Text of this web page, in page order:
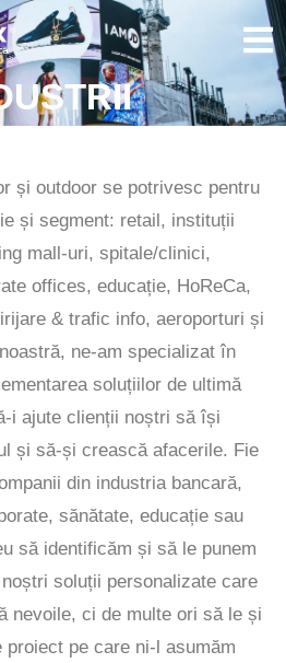
și outdoor se potrivesc pentru
și segment: retail, instituții
mall-uri, spitale/clinici,
offices, educație, HoReCa,
& trafic info, aeroporturi și
ne-am specializat în
soluțiilor de ultimă
i ajute clienții noștri să își
și să-și crească afacerile. Fie
din industria bancară,
sănătate, educație sau
să identificăm și să le punem
soluții personalizate care
nevoile, ci de multe ori să le și
proiect pe care ni-l asumăm